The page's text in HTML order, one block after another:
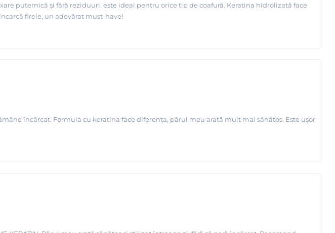
puternică și fără reziduuri, este ideal pentru orice tip de coafură. Keratina hidrolizată face
firele, un adevărat must-have!
încărcat. Formula cu keratina face diferența, părul meu arată mult mai sănătos. Este ușor